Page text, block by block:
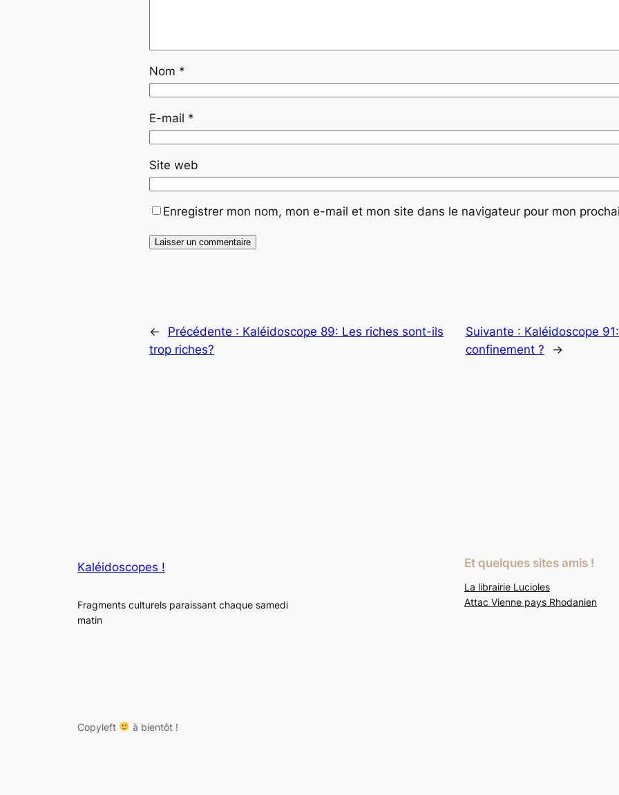
Nom *
E-mail *
Site web
Enregistrer mon nom, mon e-mail et mon site dans le navigateur pour mon
← Précédente : Kaléidoscope 89: Les riches sont-ils
trop riches?
Suivante : Kaléidoscope
confinement ?
→
Kaléidoscopes !
Fragments culturels paraissant chaque samedi
matin
Et quelques sites amis !
La librairie Lucioles
Attac Vienne pays Rhodanien
Copyleft à bientôt !